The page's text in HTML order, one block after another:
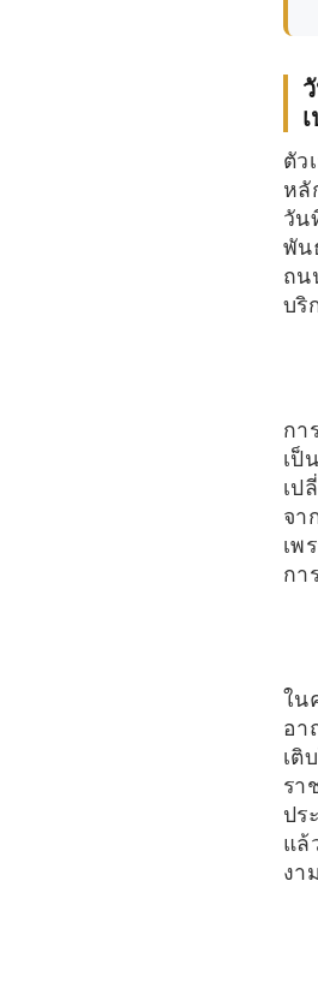
ตัว
หลั
วัน
พัน
ถน
บริ
กา
เป็
เป
จา
เพ
กา
ใน
อา
เติ
รา
ปร
แล้
งา